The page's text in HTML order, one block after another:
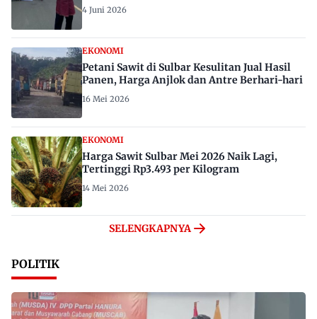
4 Juni 2026
EKONOMI
Petani Sawit di Sulbar Kesulitan Jual Hasil
Panen, Harga Anjlok dan Antre Berhari-hari
16 Mei 2026
EKONOMI
Harga Sawit Sulbar Mei 2026 Naik Lagi,
Tertinggi Rp3.493 per Kilogram
14 Mei 2026
SELENGKAPNYA
POLITIK